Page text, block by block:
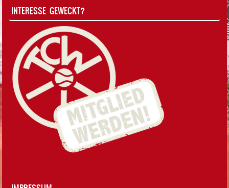
INTERESSE GEWECKT?